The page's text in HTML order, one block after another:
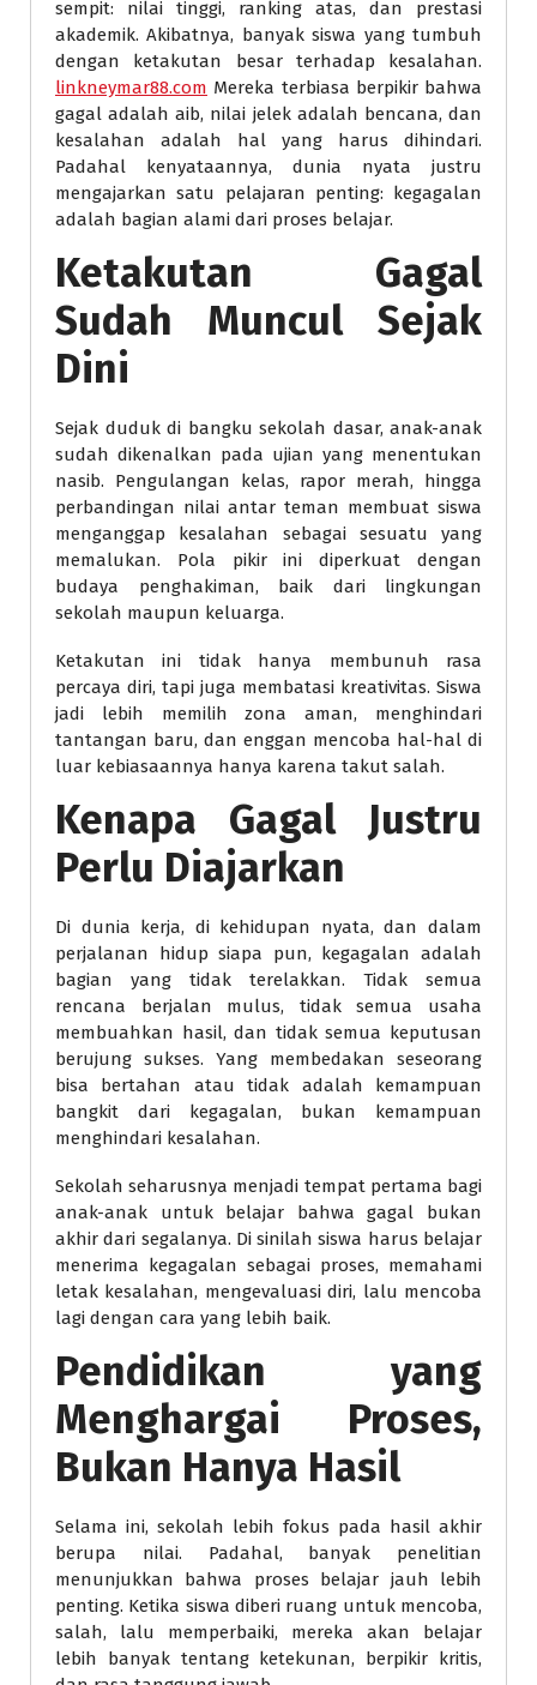
sempit: nilai tinggi, ranking atas, dan prestasi
akademik. Akibatnya, banyak siswa yang tumbuh
dengan ketakutan besar terhadap kesalahan.
linkneymar88.com Mereka terbiasa berpikir bahwa
gagal adalah aib, nilai jelek adalah bencana, dan
kesalahan adalah hal yang harus dihindari.
Padahal kenyataannya, dunia nyata justru
mengajarkan satu pelajaran penting: kegagalan
adalah bagian alami dari proses belajar.
Ketakutan Gagal
Sudah Muncul Sejak
Dini
Sejak duduk di bangku sekolah dasar, anak-anak
sudah dikenalkan pada ujian yang menentukan
nasib. Pengulangan kelas, rapor merah, hingga
perbandingan nilai antar teman membuat siswa
menganggap kesalahan sebagai sesuatu yang
memalukan. Pola pikir ini diperkuat dengan
budaya penghakiman, baik dari lingkungan
sekolah maupun keluarga.
Ketakutan ini tidak hanya membunuh rasa
percaya diri, tapi juga membatasi kreativitas. Siswa
jadi lebih memilih zona aman, menghindari
tantangan baru, dan enggan mencoba hal-hal di
luar kebiasaannya hanya karena takut salah.
Kenapa Gagal Justru
Perlu Diajarkan
Di dunia kerja, di kehidupan nyata, dan dalam
perjalanan hidup siapa pun, kegagalan adalah
bagian yang tidak terelakkan. Tidak semua
rencana berjalan mulus, tidak semua usaha
membuahkan hasil, dan tidak semua keputusan
berujung sukses. Yang membedakan seseorang
bisa bertahan atau tidak adalah kemampuan
bangkit dari kegagalan, bukan kemampuan
menghindari kesalahan.
Sekolah seharusnya menjadi tempat pertama bagi
anak-anak untuk belajar bahwa gagal bukan
akhir dari segalanya. Di sinilah siswa harus belajar
menerima kegagalan sebagai proses, memahami
letak kesalahan, mengevaluasi diri, lalu mencoba
lagi dengan cara yang lebih baik.
Pendidikan yang
Menghargai Proses,
Bukan Hanya Hasil
Selama ini, sekolah lebih fokus pada hasil akhir
berupa nilai. Padahal, banyak penelitian
menunjukkan bahwa proses belajar jauh lebih
penting. Ketika siswa diberi ruang untuk mencoba,
salah, lalu memperbaiki, mereka akan belajar
lebih banyak tentang ketekunan, berpikir kritis,